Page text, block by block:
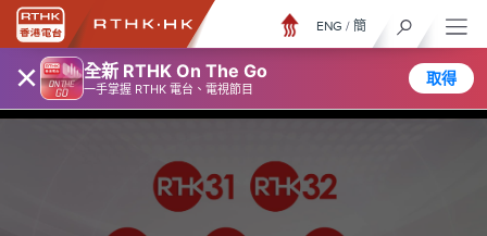
× 全新 RTHK On The Go
一手掌握 RTHK 電台、電視節目
取得
ENG / 簡